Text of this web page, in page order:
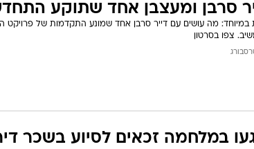
סרבן ומעצבן אחד שתוקע
מה עושים עם דייר סרבן אחד שמונע התקדמות של פרויקט
צפו בסרטון
במלחמה זכאים לסיוע בשכר